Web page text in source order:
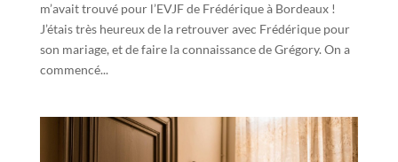
m’avait trouvé pour l’EVJF de Frédérique à Bordeaux !
J’étais très heureux de la retrouver avec Frédérique pour
son mariage, et de faire la connaissance de Grégory. On a
commencé...